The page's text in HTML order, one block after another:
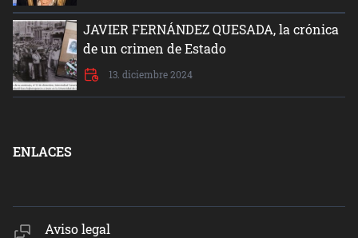
JAVIER FERNÁNDEZ QUESADA, la crónica
de un crimen de Estado
13. diciembre 2024
ENLACES
Aviso legal